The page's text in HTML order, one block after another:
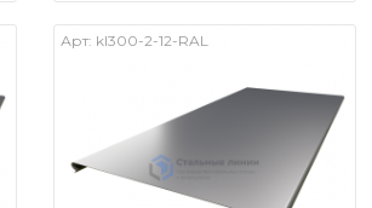
Арт: kl300-2-12-RAL